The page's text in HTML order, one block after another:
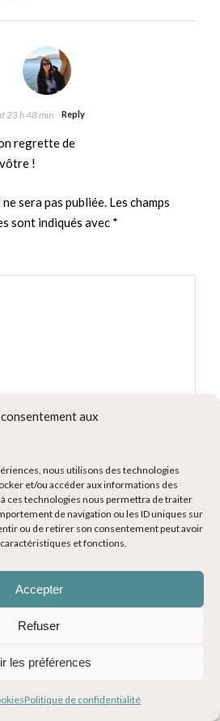
aux
nous utilisons des technologies
et/ou accéder aux informations des
ces technologies nous permettra de traiter
de navigation ou les ID uniques sur
ou de retirer son consentement peut avoir
et fonctions.
Accepter
Refuser
les préférences
Politique de confidentialité
23 h 48 min Reply
regrette de
!
sera pas publiée. Les champs
sont indiqués avec *
LA LETTRE